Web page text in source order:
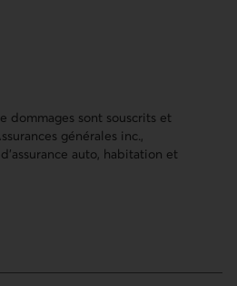
dommages sont souscrits et
générales inc.,
auto, habitation et